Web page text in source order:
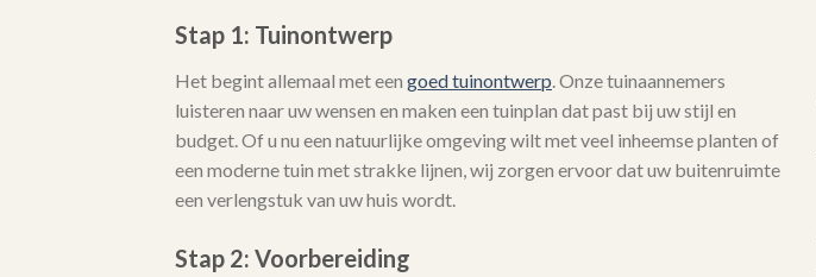
Stap 1: Tuinontwerp
Het begint allemaal met een goed tuinontwerp. Onze tuinaannemers
luisteren naar uw wensen en maken een tuinplan dat past bij uw stijl en
budget. Of u nu een natuurlijke omgeving wilt met veel inheemse planten of
een moderne tuin met strakke lijnen, wij zorgen ervoor dat uw buitenruimte
een verlengstuk van uw huis wordt.
Stap 2: Voorbereiding